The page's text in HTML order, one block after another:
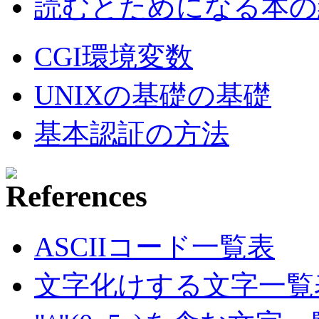
読むとためになる本
CGI環境変数
UNIXの基礎の基礎
基本認証の方法
ASCIIコード一覧表
文字化けする文字一